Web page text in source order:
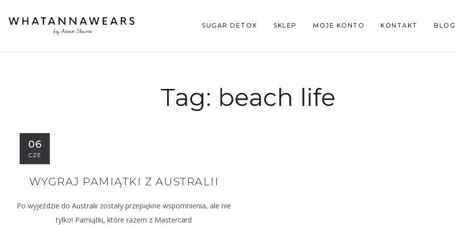
SUGAR DETOX SKLEP MOJE KONTO KONTAKT BLOG
Tag: beach life
06
CZE
WYGRAJ PAMIĄTKI Z AUSTRALII
Po wyjeździe do Australii zostały przepiękne wspomnienia, ale nie
tylko! Pamiątki, które razem z Mastercard